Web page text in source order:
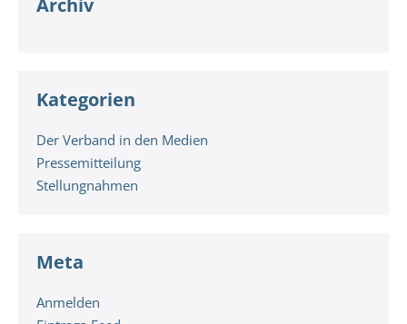
Archiv
Kategorien
Der Verband in den Medien
Pressemitteilung
Stellungnahmen
Meta
Anmelden